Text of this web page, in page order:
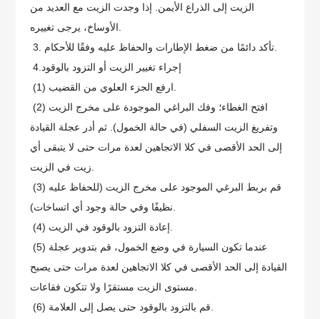
الزيت إلى الذراع الأيمن. إذا وجدت الزيت مع العديد من
4.إجراء تغيير الزيت أو التزود بالوقود
(2) افتح الغطاء؛ وفك البراغي الموجودة على مخرج الزيت
وتفريغ الزيت السفلي (في حالة الخمول). ثم أدر عجلة القيادة
إلى الحد الأقصى في كلا الاتجاهين لعدة مرات حتى لا يتبقى أي
(3) قم بربط البرغي الموجود على مخرج الزيت (للحفاظ عليه
(5) عندما تكون السيارة في وضع الخمول، قم بتدوير عجلة
القيادة إلى الحد الأقصى في كلا الاتجاهين لعدة مرات حتى يصبح